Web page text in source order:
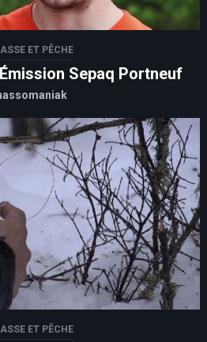
ET PÊCHE
Sepaq Portneuf
ET PÊCHE